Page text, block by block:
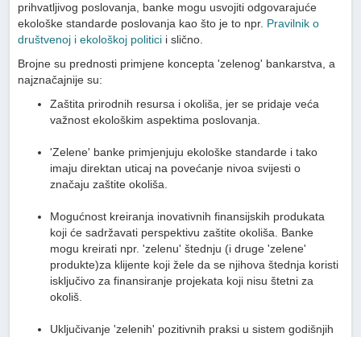
prihvatljivog poslovanja, banke mogu usvojiti odgovarajuće
ekološke standarde poslovanja kao što je to npr. Pravilnik o
društvenoj i ekološkoj politici i slično.
Brojne su prednosti primjene koncepta 'zelenog' bankarstva, a
najznačajnije su:
Zaštita prirodnih resursa i okoliša, jer se pridaje veća
važnost ekološkim aspektima poslovanja.
'Zelene' banke primjenjuju ekološke standarde i tako
imaju direktan uticaj na povećanje nivoa svijesti o
značaju zaštite okoliša.
Mogućnost kreiranja inovativnih finansijskih produkata
koji će sadržavati perspektivu zaštite okoliša. Banke
mogu kreirati npr. 'zelenu' štednju (i druge 'zelene'
produkte)za klijente koji žele da se njihova štednja koristi
isključivo za finansiranje projekata koji nisu štetni za
okoliš.
Uključivanje 'zelenih' pozitivnih praksi u sistem godišnjih